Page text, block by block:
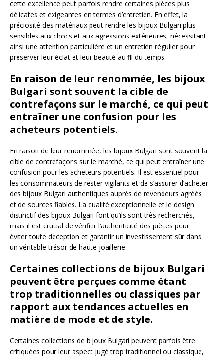
cette excellence peut parfois rendre certaines pièces plus
délicates et exigeantes en termes d’entretien. En effet, la
préciosité des matériaux peut rendre les bijoux Bulgari plus
sensibles aux chocs et aux agressions extérieures, nécessitant
ainsi une attention particulière et un entretien régulier pour
préserver leur éclat et leur beauté au fil du temps.
En raison de leur renommée, les bijoux
Bulgari sont souvent la cible de
contrefaçons sur le marché, ce qui peut
entraîner une confusion pour les
acheteurs potentiels.
En raison de leur renommée, les bijoux Bulgari sont souvent la
cible de contrefaçons sur le marché, ce qui peut entraîner une
confusion pour les acheteurs potentiels. Il est essentiel pour
les consommateurs de rester vigilants et de s’assurer d’acheter
des bijoux Bulgari authentiques auprès de revendeurs agréés
et de sources fiables. La qualité exceptionnelle et le design
distinctif des bijoux Bulgari font qu’ils sont très recherchés,
mais il est crucial de vérifier l’authenticité des pièces pour
éviter toute déception et garantir un investissement sûr dans
un véritable trésor de haute joaillerie.
Certaines collections de bijoux Bulgari
peuvent être perçues comme étant
trop traditionnelles ou classiques par
rapport aux tendances actuelles en
matière de mode et de style.
Certaines collections de bijoux Bulgari peuvent parfois être
critiquées pour leur aspect jugé trop traditionnel ou classique,